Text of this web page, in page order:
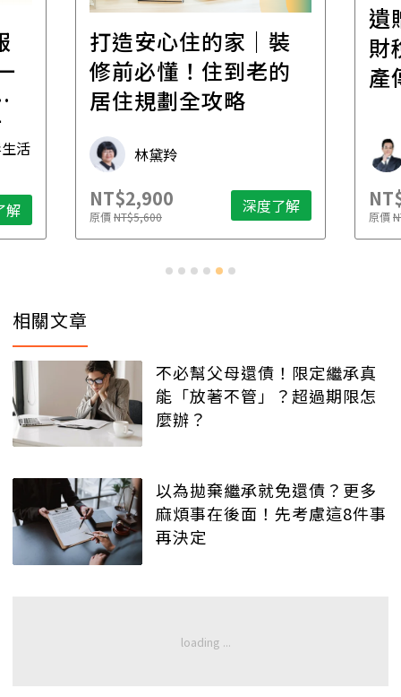
活
解
打造安心住的家｜裝
修前必懂！住到老的
居住規劃全攻略
林黛羚
NT$2,900
原價NT$5,600 深度了解
遺
財
產
原價
相關文章
不必幫父母還債！限定繼承真
能「放著不管」？超過期限怎
麼辦？
以為拋棄繼承就免還債？更多
麻煩事在後面！先考慮這8件事
再決定